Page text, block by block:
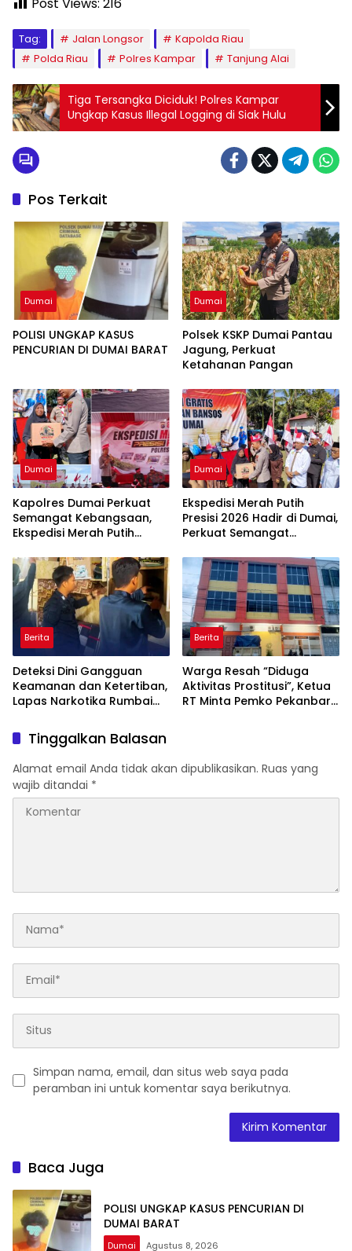
Tag: Jalan Longsor
Kapolda Riau
Polda Riau
Polres Kampar Tanjung Alai
Tiga Tersangka Diciduk! Polres Kampar
Ungkap Kasus Illegal Logging di Siak Hulu
Pos Terkait
Dumai
POLISI UNGKAP KASUS
PENCURIAN DI DUMAI BARAT
Dumai
Polsek KSKP Dumai Pantau
Jagung, Perkuat
Ketahanan Pangan
Dumai
Kapolres Dumai Perkuat
Semangat Kebangsaan,
Ekspedisi Merah Putih
Nyata untuk Rakyat
Dumai
Ekspedisi Merah Putih
Presisi 2026 Hadir di Dumai,
Perkuat Semangat
Kepedulian Sosial
Berita
Deteksi Dini Gangguan
Keamanan dan Ketertiban,
Lapas Narkotika Rumbai
Hunian
Berita
Warga Resah “Diduga
Aktivitas Prostitusi”, Ketua
RT Minta Pemko Pekanbaru
Tinggalkan Balasan
Alamat email Anda tidak akan dipublikasikan. Ruas yang
wajib ditandai *
Simpan nama, email, dan situs web saya pada
peramban ini untuk komentar saya berikutnya.
Baca Juga
POLISI UNGKAP KASUS PENCURIAN DI
DUMAI BARAT
Dumai Agustus 8, 2026